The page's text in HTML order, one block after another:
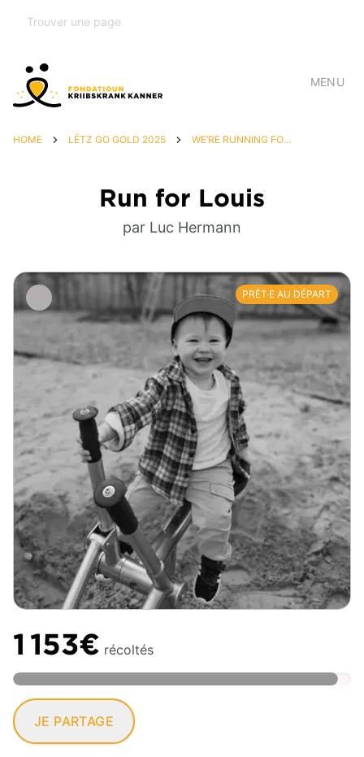
MENU
HOME LËTZ GO GOLD 2025 WE’RE RUNNING FOR LOUIS 💙
Run for Louis
par Luc Hermann
PRÊT·E AU DÉPART
1 153€ récoltés
JE PARTAGE